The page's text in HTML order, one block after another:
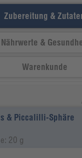
Zubereitung &
Nährwerte &
Warenkunde
& Piccalilli-Sphäre
20 g